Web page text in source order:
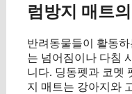
럼방지 매트
반려동물들이 활동
는 넘어짐이나 다침
니다. 딩동펫과 코멧
지 매트는 강아지와